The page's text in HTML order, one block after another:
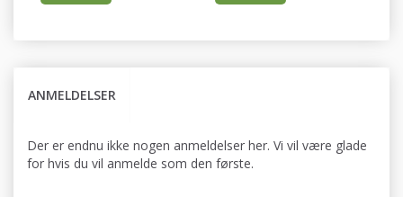
ANMELDELSER
Der er endnu ikke nogen anmeldelser her. Vi vil være glade
for hvis du vil anmelde som den første.